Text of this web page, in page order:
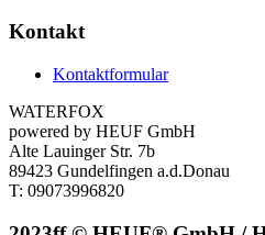
Kontakt
Kontaktformular
WATERFOX
powered by HEUF GmbH
Alte Lauinger Str. 7b
89423 Gundelfingen a.d.Donau
T: 09073996820